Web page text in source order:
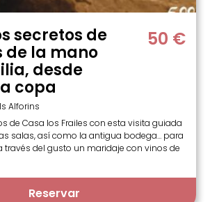
secretos de
de la mano
desde
copa
Alforins
50 €
de Casa los Frailes con esta visita guiada
salas, así como la antigua bodega… para
través del gusto un maridaje con vinos de
Reservar